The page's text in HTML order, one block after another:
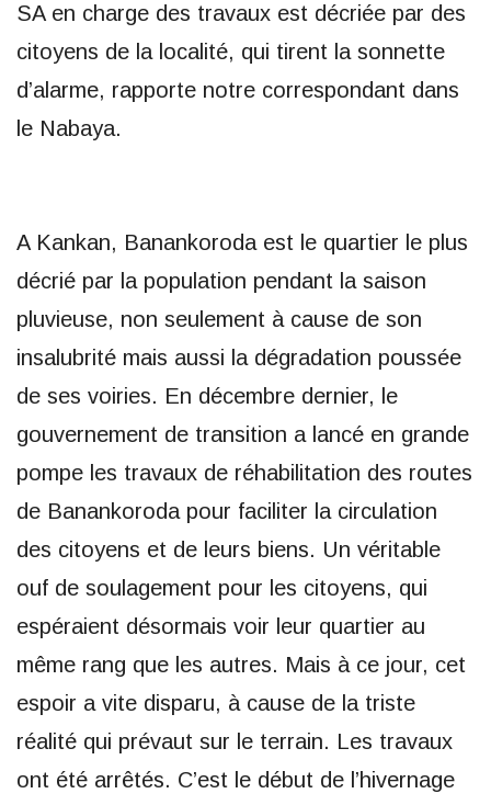
SA en charge des travaux est décriée par des
citoyens de la localité, qui tirent la sonnette
d’alarme, rapporte notre correspondant dans
le Nabaya.
A Kankan, Banankoroda est le quartier le plus
décrié par la population pendant la saison
pluvieuse, non seulement à cause de son
insalubrité mais aussi la dégradation poussée
de ses voiries. En décembre dernier, le
gouvernement de transition a lancé en grande
pompe les travaux de réhabilitation des routes
de Banankoroda pour faciliter la circulation
des citoyens et de leurs biens. Un véritable
ouf de soulagement pour les citoyens, qui
espéraient désormais voir leur quartier au
même rang que les autres. Mais à ce jour, cet
espoir a vite disparu, à cause de la triste
réalité qui prévaut sur le terrain. Les travaux
ont été arrêtés. C’est le début de l’hivernage